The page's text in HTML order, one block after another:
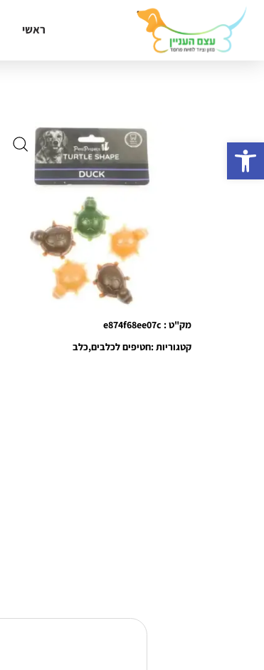
ראשי
מק"ט : e874f68ee07c
קטגוריות :חטיפים לכלבים כלב
פתח סרגל נגישות